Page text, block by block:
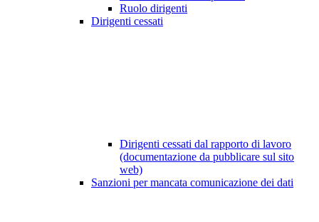
Ruolo dirigenti
Dirigenti cessati
Dirigenti cessati dal rapporto di lavoro
(documentazione da pubblicare sul sito
web)
Sanzioni per mancata comunicazione dei dati